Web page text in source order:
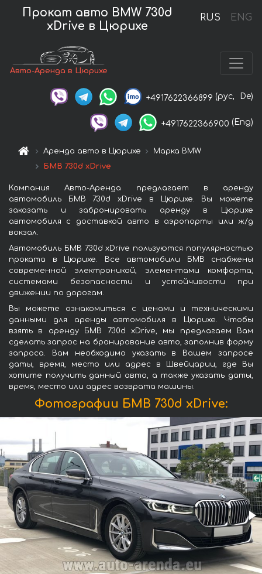
RUS ENG
Прокат авто BMW 730d
xDrive в Цюрихе
Авто-Аренда в Цюрихе
+4917622366899 (рус, De)
+4917622366900 (Eng)
Аренда авто в Цюрихе
Марка BMW
БМВ 730d xDrive
Компания Авто-Аренда предлагает в аренду
автомобиль БМВ 730d xDrive в Цюрихе. Вы можете
заказать и забронировать аренду в Цюрихе
автомобиля с доставкой авто в аэропорты или ж/д
вокзал.
Автомобиль БМВ 730d xDrive пользуются популярностью
проката в Цюрихе. Все автомобили БМВ снабжены
современной электроникой, элементами комфорта,
системами безопасности и устойчивости при
движении по дорогам.
Вы можете ознакомиться с ценами и техническими
данными для аренды автомобиля в Цюрихе. Чтобы
взять в аренду БМВ 730d xDrive, мы предлагаем Вам
сделать запрос на бронирование авто, заполнив форму
запроса. Вам необходимо указать в Вашем запросе
даты, время, место или адрес в Швейцарии, где Вы
хотите получить данный авто, а также указать даты,
время, место или адрес возврата машины.
Фотографии БМВ 730d xDrive: